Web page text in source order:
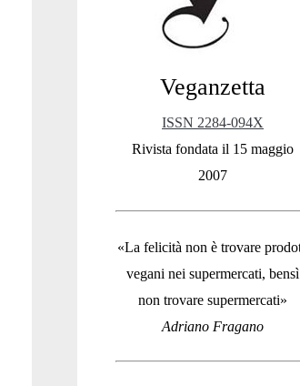
Veganzetta
ISSN 2284-094X
Rivista fondata il 15 maggio
2007
«La felicità non è trovare
vegani nei supermercati, bensì
non trovare supermercati»
Adriano Fragano